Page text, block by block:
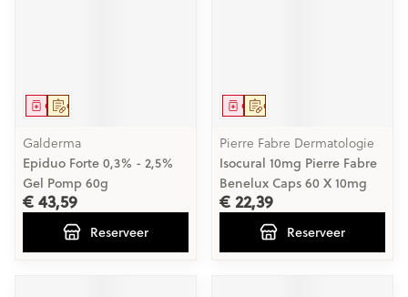
Op voorschrift
Geneesmiddel
Galderma
Epiduo Forte 0,3% - 2,5%
Gel Pomp 60g
€ 43,59
Reserveer
Op voorschrift
Geneesmiddel
Pierre Fabre Dermatologie
Isocural 10mg Pierre Fabre
Benelux Caps 60 X 10mg
€ 22,39
Reserveer